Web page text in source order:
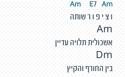
Am E7 Am
ו צ י פ ו ר שותה
Am
אשכולית תלויה עדיין
Dm
בין החורף והקיץ